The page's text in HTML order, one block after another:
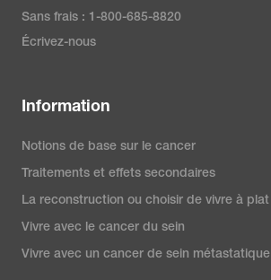
Sans frais : 1-800-685-8820
Écrivez-nous
Information
Notions de base sur le cancer
Traitements et effets secondaires
La reconstruction ou choisir de vivre à plat
Vivre avec le cancer du sein
Vivre avec un cancer de sein métastatique